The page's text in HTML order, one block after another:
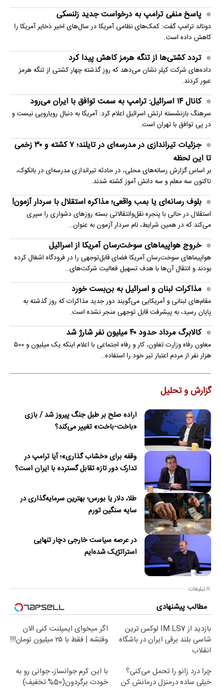
پاسخ منفی ترامپ به درخواست جدید زلنسکی
دونالد ترامپ گفت: کمک‌های نظامی آمریکا در سال‌های اخیر ذخایر آمریکا را
کاهش داده است.
تردد کشتی‌ها از تنگه هرمز کاهش پیدا کرد
داده‌های شرکت کپلر نشان می‌دهد که روز گذشته چهار کشتی از تنگه هرمز
عبور کردند.
کانال ۱۴ اسرائیل: ترامپ به سمت توافق با ایران می‌رود
سرهنگ بازنشسته ارتش اسرائیل اعلام کرد: آمریکا به دنبال رویارویی نیست و
در پی توافق با تهران است.
جزئیات تیراندازی در مدرسه‌ای در تایلند؛ ۷ کشته و ۳۰ زخمی
تا این لحظه
بر اساس گزارش رسانه‌های محلی، در حادثه تیراندازی مدرسه‌ای در بانکوک،
تاکنون سه معلم و سه دانش آموز کشته شدند.
بلوف رسانه‌ای یا بمب واقعی؛ مذاکره استقلال با سردار آزمون!
استقلال در حالی با پنجره نقل‌وانتقالاتی بسته روزهای دشواری را سپری
می‌کند که در همین شرایط، نام سردار آزمون به عنوان…
خروج هواپیماهای سوخت‌رسان آمریکا از اسرائیل
هواپیماهای سوخت‌رسان آمریکا فضای قابل‌توجهی را در فرودگاه اشغال کرده
بودند و انتقال آن‌ها با هدف تسهیل فعالیت شرکت‌های…
مذاکرات لبنان و اسرائیل به بن‌بست خورد
مقام‌های لبنانی و آمریکایی می‌گویند دور جدید مذاکرات که روز گذشته به
پایان رسید، به پیشرفت قابل توجهی منجر نشده است.
کالابرگ مرداد حدود ۴۰‌ میلیون نفر شارژ شد
معاون رفاه وزارت تعاون، کار و رفاه اجتماعی با اعلام اینکه یک میلیون و ۵۰۰
هزار نفر از مردم اعتبار تیر خود را استفاده…
گزارش و تحلیل
اراده صلح بر طبل جنگ پیروز شد / بازی
«باخت-باخت» تغییر می‌کند؟
وقفه برای «خشاب گذاری»؛ آیا ترامپ در
تدارک دور تازه تقابل گسترده با ایران است؟
طلا، دلار یا بورس؛ بهترین سرمایه‌گذاری در
سایه سنگین تورم
در عرصه سیاست خارجی دچار تنهایی
استراتژیک شده‌ایم
تبلیغات
مطالب پیشنهادی
بازدید از IM LS7 لوکس ترین
شاسی بلند برقی ایران در باشگاه
انقلاب
اگر میخوای ایمپلنت کنی الان
وقتشه | فقط با ۲۵ میلیون تومان!!!
چرا درد زانو را تحمل می‌کنی؟
خیلی ساده درمنزل درمانش کن
با این کرم جوانساز، جوانی رو به
خودت برگردون(50% تخفیف)